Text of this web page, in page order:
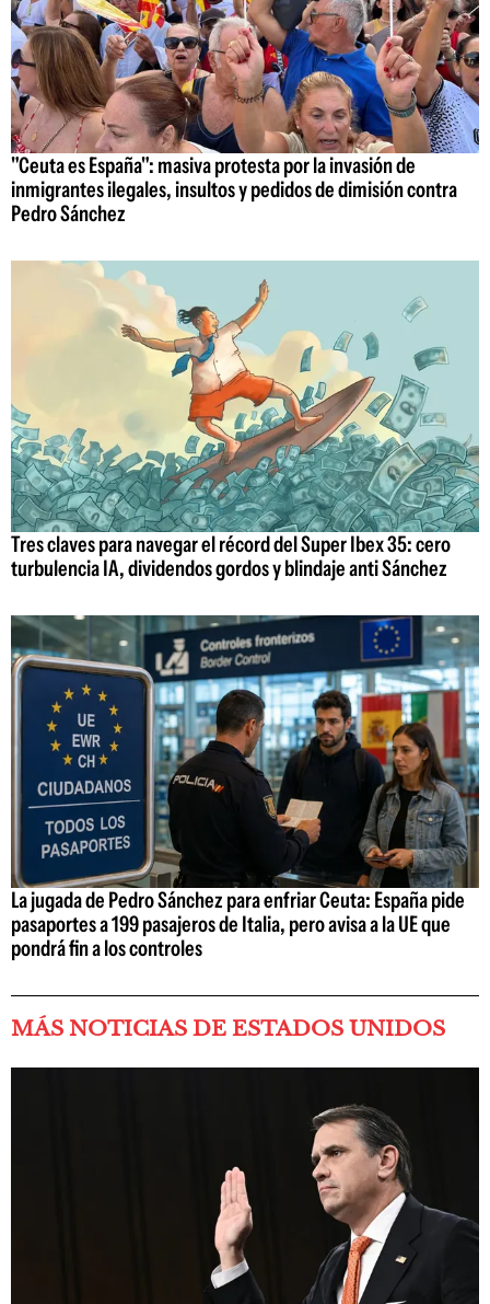
"Ceuta es España": masiva protesta por la invasión de
inmigrantes ilegales, insultos y pedidos de dimisión contra
Pedro Sánchez
Tres claves para navegar el récord del Super Ibex 35: cero
turbulencia IA, dividendos gordos y blindaje anti Sánchez
La jugada de Pedro Sánchez para enfriar Ceuta: España pide
pasaportes a 199 pasajeros de Italia, pero avisa a la UE que
pondrá fin a los controles
MÁS NOTICIAS DE ESTADOS UNIDOS